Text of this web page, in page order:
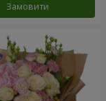
Замовити